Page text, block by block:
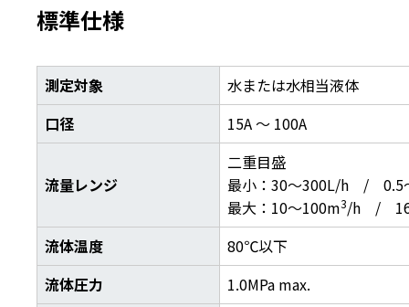
標準仕様
測定対象
水または水相当液体
口径
15A ～ 100A
流量レンジ
二重目盛
最小：30～300L/h / 0.5
最大：10～100m3/h /
流体温度
80℃以下
流体圧力
1.0MPa max.